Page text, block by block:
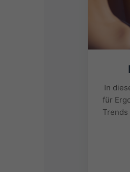
In
für